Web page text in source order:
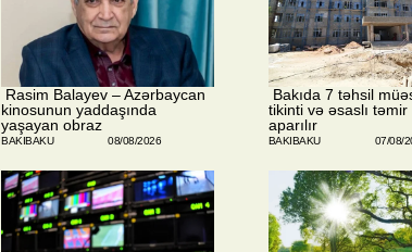
​ Rasim Balayev – Azərbaycan
kinosunun yaddaşında
yaşayan obraz
BAKIBAKU 08/08/2026
Bakıda 7 təhsil
tikinti və əsaslı təmir
aparılır
BAKIBAKU 07/08/